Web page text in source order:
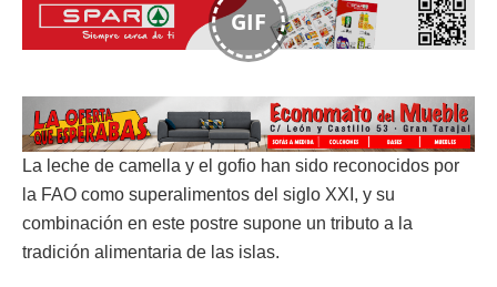
GIF
La leche de camella y el gofio han sido reconocidos por
la FAO como superalimentos del siglo XXI, y su
combinación en este postre supone un tributo a la
tradición alimentaria de las islas.